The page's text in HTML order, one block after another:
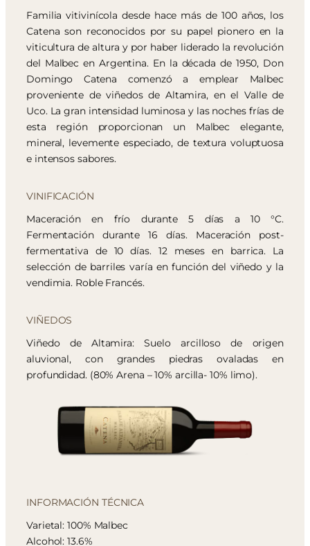
Familia vitivinícola desde hace más de 100 años, los
Catena son reconocidos por su papel pionero en la
viticultura de altura y por haber liderado la revolución
del Malbec en Argentina. En la década de 1950, Don
Domingo Catena comenzó a emplear Malbec
proveniente de viñedos de Altamira, en el Valle de
Uco. La gran intensidad luminosa y las noches frías de
esta región proporcionan un Malbec elegante,
mineral, levemente especiado, de textura voluptuosa
e intensos sabores.
VINIFICACIÓN
Maceración en frío durante 5 días a 10 °C.
Fermentación durante 16 días. Maceración post-
fermentativa de 10 días. 12 meses en barrica. La
selección de barriles varía en función del viñedo y la
vendimia. Roble Francés.
VIÑEDOS
Viñedo de Altamira: Suelo arcilloso de origen
aluvional, con grandes piedras ovaladas en
profundidad. (80% Arena – 10% arcilla- 10% limo).
INFORMACIÓN TÉCNICA
Varietal: 100% Malbec
Alcohol: 13.6%